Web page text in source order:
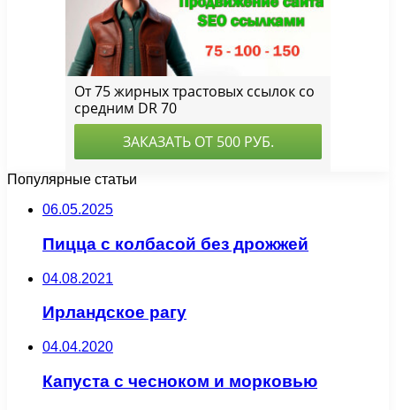
Популярные статьи
06.05.2025
Пицца с колбасой без дрожжей
04.08.2021
Ирландское рагу
04.04.2020
Капуста с чесноком и морковью